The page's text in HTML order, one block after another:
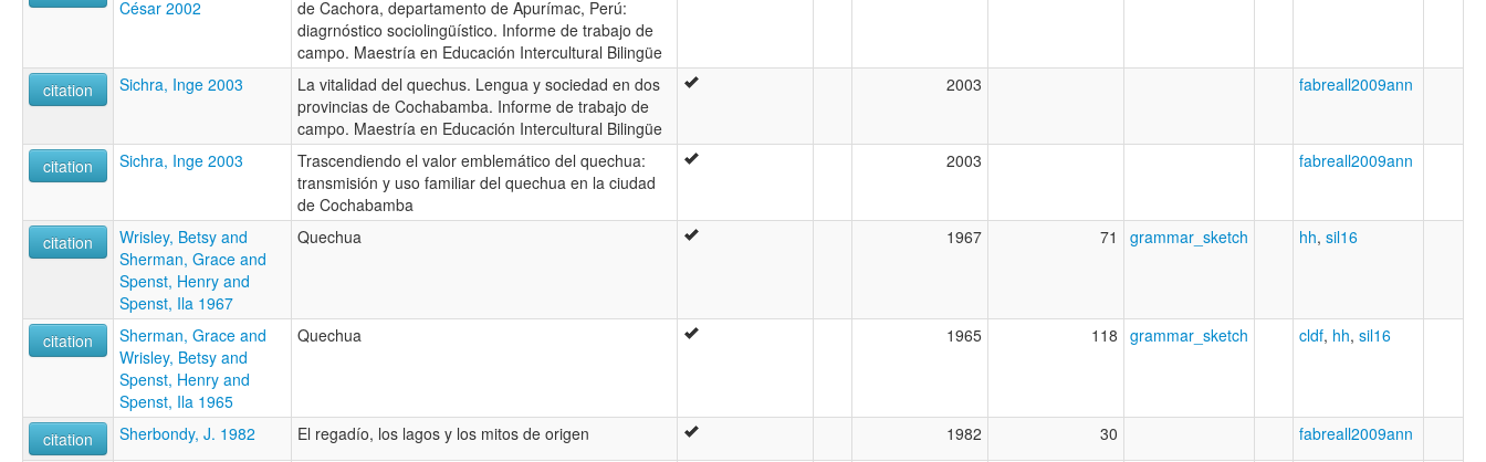
César 2002
de Cachora, departamento de Apurímac, Perú:
diagrnóstico sociolingüístico. Informe de trabajo de
campo. Maestría en Educación Intercultural Bilingüe
citation Sichra, Inge 2003
La vitalidad del quechus. Lengua y sociedad en dos
provincias de Cochabamba. Informe de trabajo de
campo. Maestría en Educación Intercultural Bilingüe
2003 fabreall2009ann
citation Sichra, Inge 2003
Trascendiendo el valor emblemático del quechua:
transmisión y uso familiar del quechua en la ciudad
de Cochabamba
2003 fabreall2009ann
citation
Wrisley, Betsy and
Sherman, Grace and
Spenst, Henry and
Spenst, Ila 1967
Quechua 1967 71 grammar_sketch hh, sil16
citation
Sherman, Grace and
Wrisley, Betsy and
Spenst, Henry and
Spenst, Ila 1965
Quechua 1965 118 grammar_sketch cldf, hh, sil16
citation Sherbondy, J. 1982 El regadío, los lagos y los mitos de origen 1982 30 fabreall2009ann